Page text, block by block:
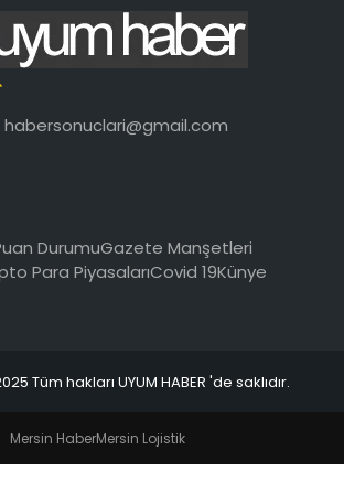
habersonuclari@gmail.com
DurumuGazete Manşetleri
Para PiyasalarıCovid 19Künye
Tüm hakları UYUM HABER 'de saklıdır.
Mersin HaberMersin Lojistik